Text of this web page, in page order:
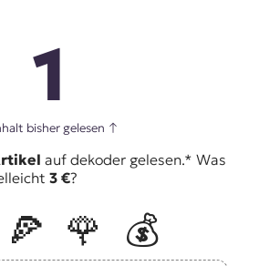
1
bisher gelesen ↑
auf dekoder gelesen.* Was
3 €?
🍕 🌹
💰